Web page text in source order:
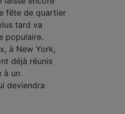
fête de quartier
tard va
populaire.
à New York,
déjà réunis
à un
deviendra